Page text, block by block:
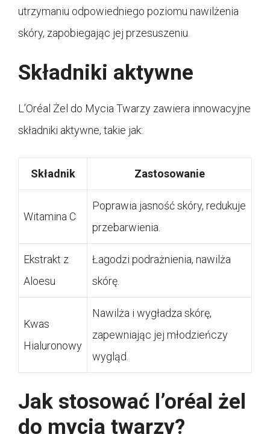
utrzymaniu odpowiedniego poziomu nawilżenia
skóry, zapobiegając jej przesuszeniu.
Składniki aktywne
L’Oréal Żel do Mycia Twarzy zawiera innowacyjne
składniki aktywne, takie jak:
Składnik Zastosowanie
Witamina C
Poprawia jasność skóry, redukuje
przebarwienia.
Ekstrakt z
Aloesu
Łagodzi podrażnienia, nawilża
skórę.
Kwas
Hialuronowy
Nawilża i wygładza skórę,
zapewniając jej młodzieńczy
wygląd.
Jak stosować l’oréal żel
do mycia twarzy?